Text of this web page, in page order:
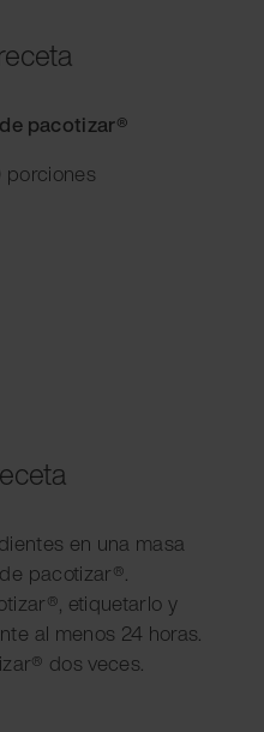
pacotizar®
porciones
en una masa
pacotizar®.
etiquetarlo y
al menos 24 horas.
dos veces.